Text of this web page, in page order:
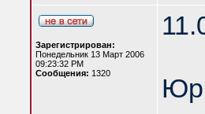
Зарегистрирован:
Понедельник 13 Март 2006
09:23:32 PM
Сообщения: 1320